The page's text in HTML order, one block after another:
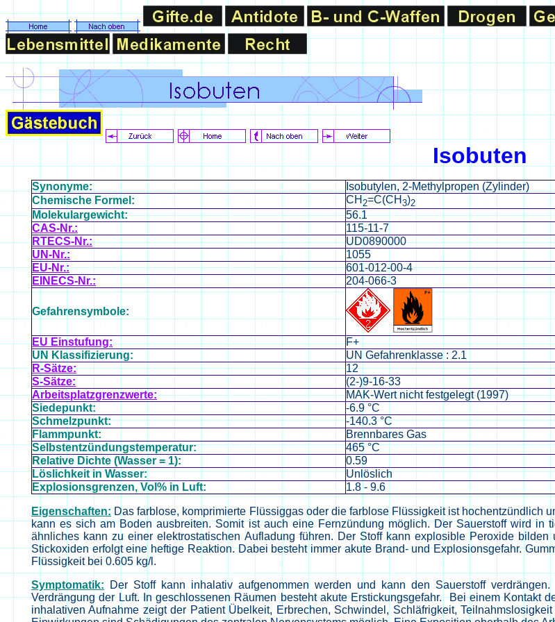
Isobuten
Synonyme:
Isobutylen, 2-Methylpropen (Zylinder)
Chemische Formel:
CH 2=C(CH 3)2
Molekulargewicht:
56.1
CAS-Nr.:
115-11-7
RTECS-Nr.:
UD0890000
UN-Nr.:
1055
EU-Nr.:
601-012-00-4
EINECS-Nr.:
204-066-3
Gefahrensymbole:
EU Einstufung:
F+
UN Klassifizierung:
UN Gefahrenklasse : 2.1
R-Sätze:
12
S-Sätze:
(2-)9-16-33
Arbeitsplatzgrenzwerte:
MAK-Wert nicht festgelegt (1997)
Siedepunkt:
-6.9 °C
Schmelzpunkt:
-140.3 °C
Flammpunkt:
Brennbares Gas
Selbstentzündungstemperatur:
465 °C
Relative Dichte (Wasser = 1):
0.59
Löslichkeit in Wasser:
Unlöslich
Explosionsgrenzen, Vol% in Luft:
1.8 - 9.6
Eigenschaften: Das farblose, komprimierte Flüssiggas oder die farblose Flüssigkeit ist hochentzündlich
kann es sich am Boden ausbreiten. Somit ist auch eine Fernzündung möglich. Der Sauerstoff wird in
ähnliches kann zu einer elektrostatischen Aufladung führen. Der Stoff kann explosible Peroxide
Stickoxiden erfolgt eine heftige Reaktion. Dabei besteht immer akute Brand- und Explosionsgefahr.
Flüssigkeit bei 0.605 kg/l.
Symptomatik: Der Stoff kann inhalativ aufgenommen werden und kann den Sauerstoff
Verdrängung der Luft. In geschlossenen Räumen besteht akute Erstickungsgefahr. Bei einem Kontakt
inhalativen Aufnahme zeigt der Patient Übelkeit, Erbrechen, Schwindel, Schläfrigkeit,